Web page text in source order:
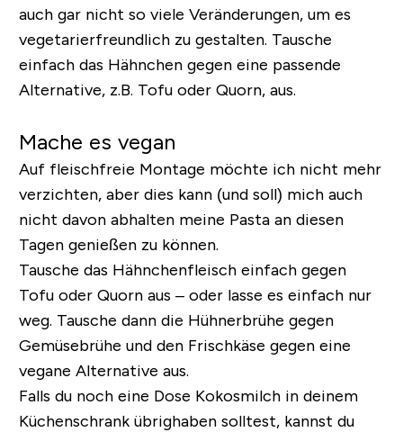
auch gar nicht so viele Veränderungen, um es
vegetarierfreundlich zu gestalten. Tausche
einfach das Hähnchen gegen eine passende
Alternative, z.B. Tofu oder Quorn, aus.
Mache es vegan
Auf fleischfreie Montage möchte ich nicht mehr
verzichten, aber dies kann (und soll) mich auch
nicht davon abhalten meine Pasta an diesen
Tagen genießen zu können.
Tausche das Hähnchenfleisch einfach gegen
Tofu oder Quorn aus – oder lasse es einfach nur
weg. Tausche dann die Hühnerbrühe gegen
Gemüsebrühe und den Frischkäse gegen eine
vegane Alternative aus.
Falls du noch eine Dose Kokosmilch in deinem
Küchenschrank übrighaben solltest, kannst du